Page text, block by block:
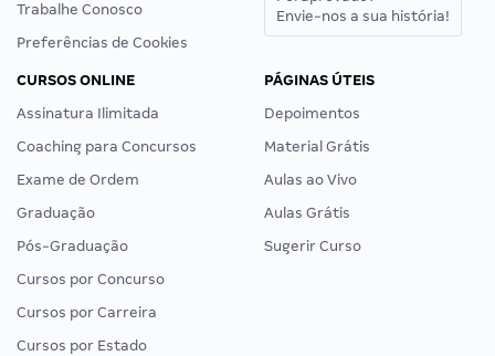
Trabalhe Conosco
Preferências de Cookies
Envie-nos a sua história!
CURSOS ONLINE
Assinatura Ilimitada
Coaching para Concursos
Exame de Ordem
Graduação
Pós-Graduação
Cursos por Concurso
Cursos por Carreira
Cursos por Estado
PÁGINAS ÚTEIS
Depoimentos
Material Grátis
Aulas ao Vivo
Aulas Grátis
Sugerir Curso